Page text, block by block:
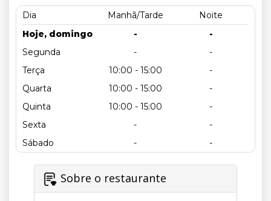
Dia Manhã/Tarde
Noite
Hoje, domingo
-
-
Segunda
-
-
Terça
10:00 - 15:00
-
Quarta
10:00 - 15:00
-
Quinta
10:00 - 15:00
-
Sexta
-
-
Sábado
- -
Sobre o restaurante